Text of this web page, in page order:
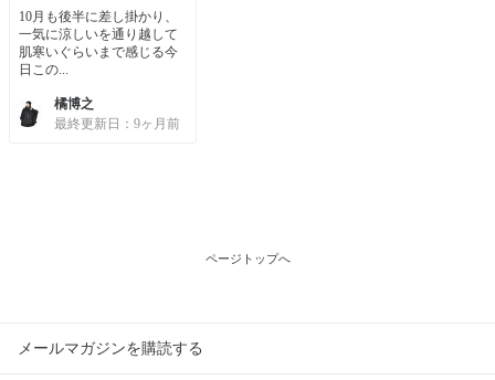
10月も後半に差し掛かり、
一気に涼しいを通り越して
肌寒いぐらいまで感じる今
日この...
橘博之
最終更新日：9ヶ月前
ページトップへ
メールマガジンを購読する